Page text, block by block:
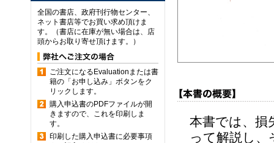
全国の書店、政府刊行物センター、
ネット書店等でお買い求め頂けま
す。（書店に在庫が無い場合は、店
頭からお取り寄せ頂けます。）
ご注文になるEvaluationまたは書
籍の「お申し込み」ボタンをク
リックします。
購入申込書のPDFファイルが開
きますので、これを印刷しま
す。
印刷した購入申込書に必要事項
本書では、損
って解説し